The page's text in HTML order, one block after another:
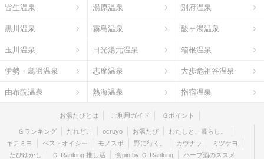
皆生温泉 湯原温泉 別府温泉
黒川温泉 霧島温泉 酸ヶ湯温泉
玉川温泉 日光湯元温泉 箱根温泉
伊勢・鳥羽温泉 志摩温泉 大歩危祖谷温泉
由布院温泉 熱海温泉 指宿温泉
お湯たびとは ご利用ガイド Ｇポイント
Ｇランキング だれどこ ocruyo お湯たび
わたしと、暮らし。
キテミヨ
ベストオイシー モノスポ 野に行く。 カウナラ
ミツケヨ
たびゆかし
Ｇ-Ranking 推し活 食pin by Ｇ-Ranking ハーブ酒のススメ